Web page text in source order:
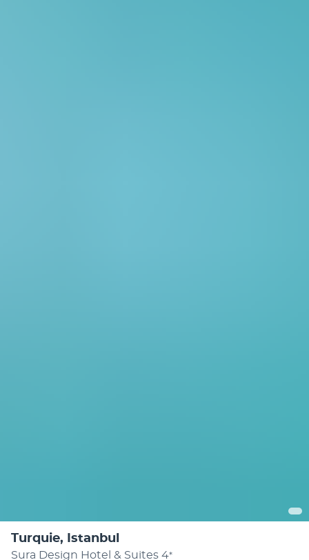
Turquie, Istanbul
Sura Design Hotel & Suites 4*